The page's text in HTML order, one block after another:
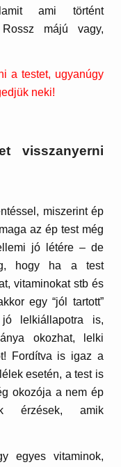
ami történt
Rossz májú vagy,
a testet, ugyanúgy
neki!
visszanyerni
miszerint ép
az ép test még
jó létére – de
hogy ha a test
vitaminokat stb és
egy “jól tartott”
lelkiállapotra is,
okozhat, lelki
Fordítva is igaz a
esetén, a test is
okozója a nem ép
érzések, amik
egyes vitaminok,